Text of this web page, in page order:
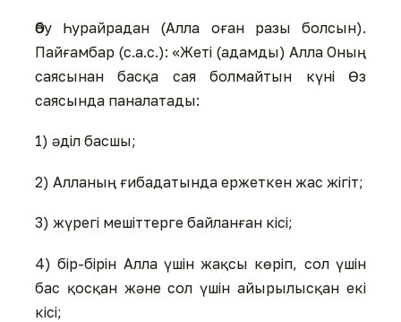
Әбу Һурайрадан (Алла оған разы болсын).
Пайғамбар (с.а.с.): «Жеті (адамды) Алла Оның
саясынан басқа сая болмайтын күні Өз
саясында паналатады:
1) әділ басшы;
2) Алланың ғибадатында ержеткен жас жігіт;
3) жүрегі мешіттерге байланған кісі;
4) бір-бірін Алла үшін жақсы көріп, сол үшін
бас қосқан және сол үшін айырылысқан екі
кісі;